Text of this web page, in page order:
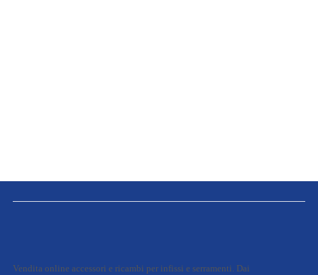
Vendita online accessori e ricambi per infissi e serramenti. Dai